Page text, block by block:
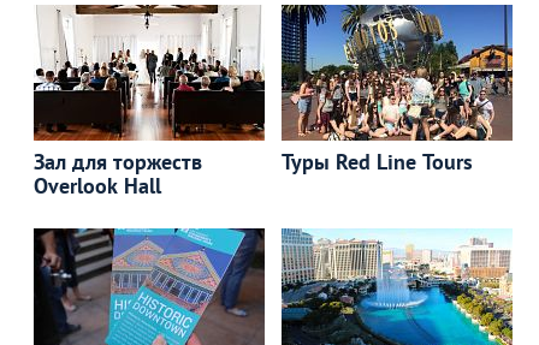
Зал для торжеств
Overlook Hall
Туры Red Line Tours